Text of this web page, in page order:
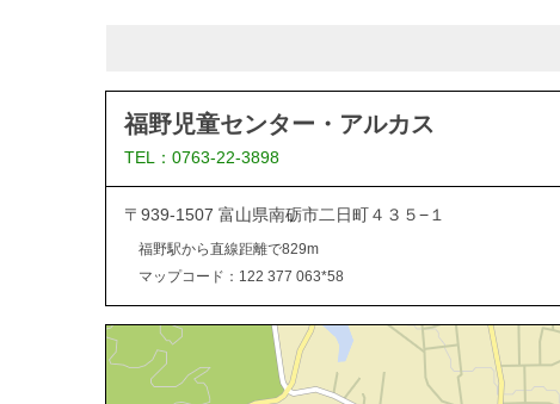
福野児童センター・アルカス
TEL：0763-22-3898
〒939-1507 富山県南砺市二日町４３５−１
福野駅から直線距離で829m
マップコード：122 377 063*58